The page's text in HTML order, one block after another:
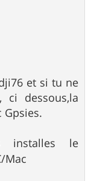
et si tu ne
ci dessous,la
Gpsies.
installes le
Mac